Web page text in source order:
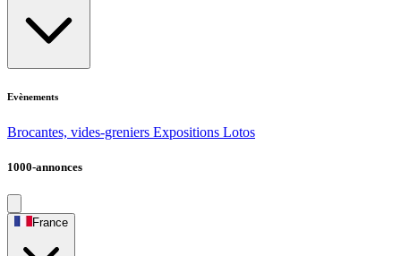
Evènements
Brocantes, vides-greniers Expositions Lotos
1000-annonces
France